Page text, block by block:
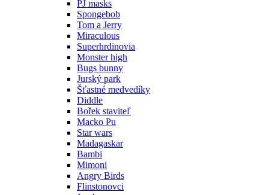
PJ masks
Spongebob
Tom a Jerry
Miraculous
Superhrdinovia
Monster high
Bugs bunny
Jurský park
Šťastné medvedíky
Diddle
Bořek staviteľ
Macko Pu
Star wars
Madagaskar
Bambi
Mimoni
Angry Birds
Flinstonovci